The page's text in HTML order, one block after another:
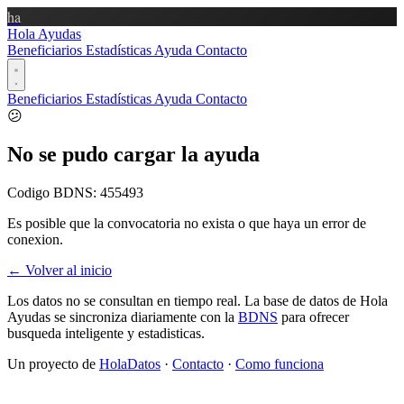
ha
Hola Ayudas
Beneficiarios Estadísticas Ayuda Contacto
Beneficiarios Estadísticas Ayuda Contacto
😕
No se pudo cargar la ayuda
Codigo BDNS: 455493
Es posible que la convocatoria no exista o que haya un error de
conexion.
← Volver al inicio
Los datos no se consultan en tiempo real. La base de datos de Hola
Ayudas se sincroniza diariamente con la BDNS para ofrecer
busqueda inteligente y estadisticas.
Un proyecto de HolaDatos · Contacto · Como funciona